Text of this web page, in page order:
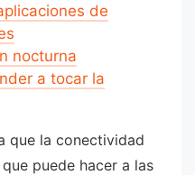
de
nocturna
a tocar la
que la conectividad
puede hacer a las